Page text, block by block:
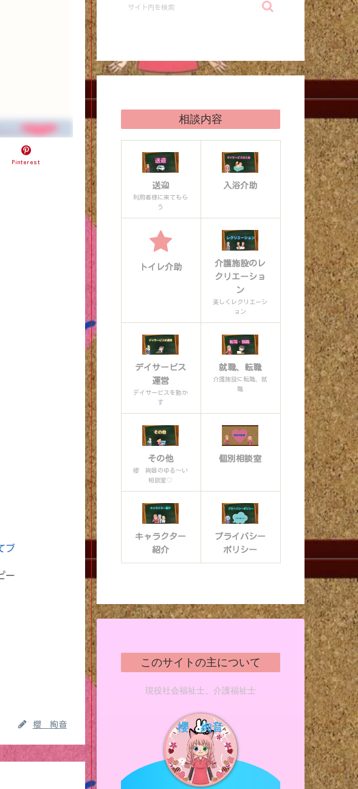
Pinterest
ブ
ー
櫻 絢音
相談内容
送迎
利用者様に来てもら
う
入浴介助
トイレ介助
介護施設のレ
クリエーショ
ン
楽しくレクリエーシ
ョン
デイサービス
運営
デイサービスを動か
す
就職、転職
介護施設に転職、就
職
その他
櫻 絢音のゆる〜い
相談室♡
個別相談室
キャラクター
紹介
プライバシー
ポリシー
このサイトの主について
現役社会福祉士、介護福祉士
櫻 絢音